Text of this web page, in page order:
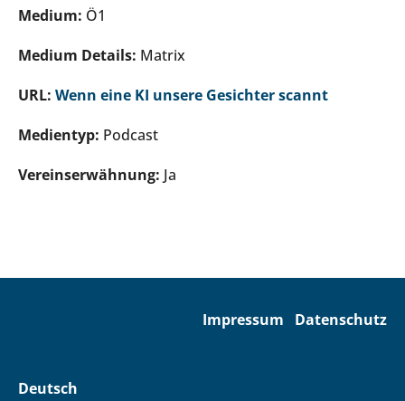
Medium: Ö1
Medium Details: Matrix
URL: Wenn eine KI unsere Gesichter scannt
Medientyp: Podcast
Vereinserwähnung: Ja
Impressum Datenschutz
Deutsch